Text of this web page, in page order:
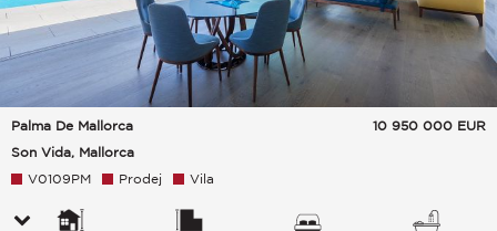
Palma De Mallorca
Son Vida, Mallorca
10 950 000 EUR
V0109PM Prodej Vila